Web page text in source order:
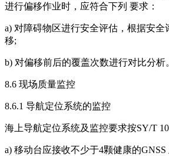
进行偏移作业时，应符合下列 要求：
a) 对障碍物区进行安全评估，根据安全
移;
b) 对偏移前后的覆盖次数进行对比分析
8.6 现场质量监控
8.6.1 导航定位系统的监控
海上导航定位系统及监控要求按SY/T
a) 移动台应接收不少于4颗健康的